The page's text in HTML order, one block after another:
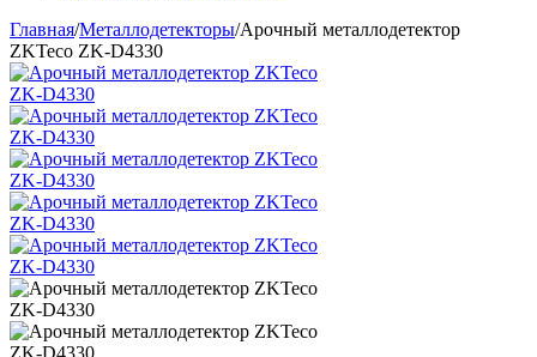
Главная/Металлодетекторы/Арочный металлодетектор
ZKTeco ZK-D4330